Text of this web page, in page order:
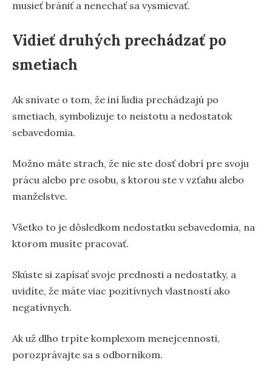
musieť brániť a nenechať sa vysmievať.
Vidieť druhých prechádzať po
smetiach
Ak snívate o tom, že iní ľudia prechádzajú po
smetiach, symbolizuje to neistotu a nedostatok
sebavedomia.
Možno máte strach, že nie ste dosť dobrí pre svoju
prácu alebo pre osobu, s ktorou ste v vzťahu alebo
manželstve.
Všetko to je dôsledkom nedostatku sebavedomia, na
ktorom musíte pracovať.
Skúste si zapísať svoje prednosti a nedostatky, a
uvidíte, že máte viac pozitívnych vlastností ako
negatívnych.
Ak už dlho trpíte komplexom menejcennosti,
porozprávajte sa s odborníkom.